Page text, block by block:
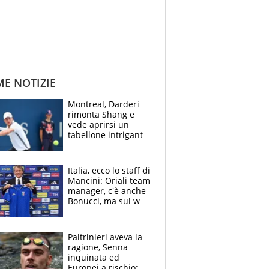
NOTIZIE
Montreal, Darderi
rimonta Shang e
vede aprirsi un
tabellone intrigante:
felice del mio livello"
Italia, ecco lo staff di
Mancini: Oriali team
manager, c'è anche
Bonucci, ma sul web
Paltrinieri aveva la
ragione, Senna
inquinata ed